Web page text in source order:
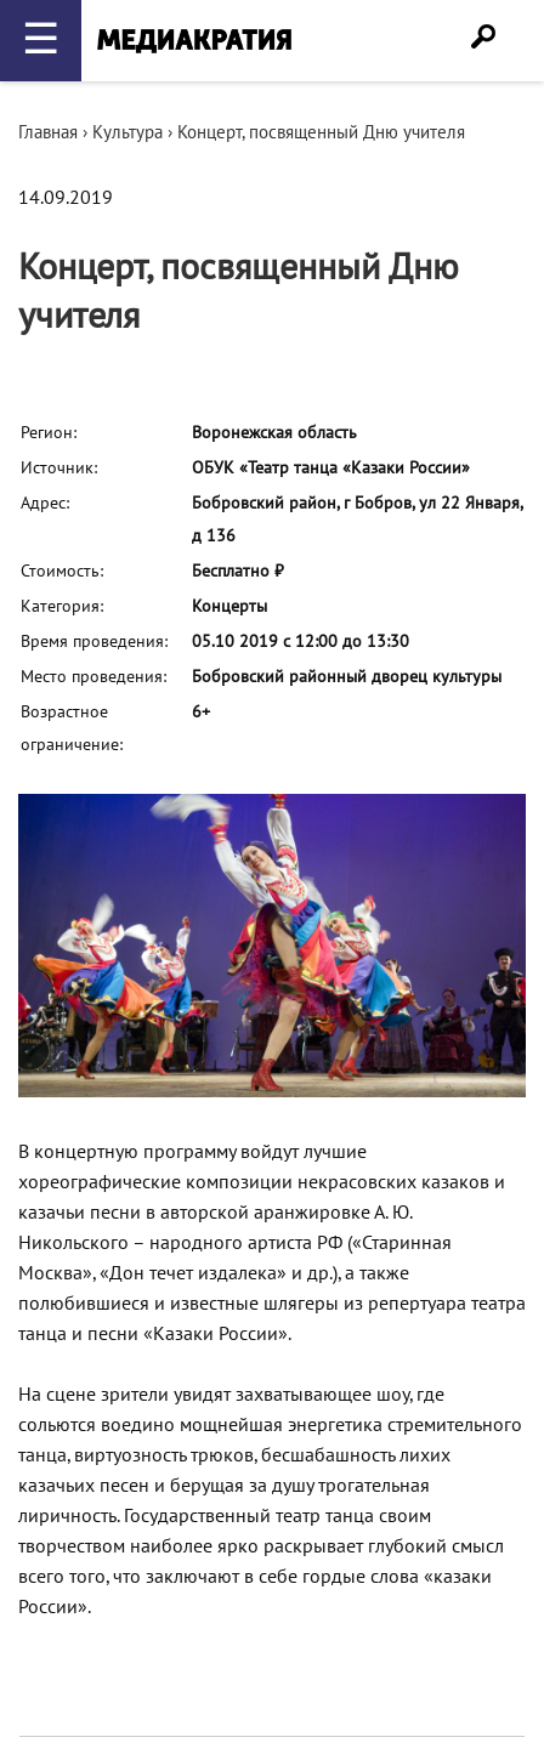
☰
Главная › Культура › Концерт, посвященный Дню учителя
14.09.2019
Концерт, посвященный Дню
учителя
Регион:
Воронежская область
Источник:
ОБУК «Театр танца «Казаки России»
Адрес:
Бобровский район, г Бобров, ул 22 Января,
д 136
Стоимость:
Бесплатно ₽
Категория:
Концерты
Время проведения:
05.10 2019 с 12:00 до 13:30
Место проведения:
Бобровский районный дворец культуры
Возрастное
ограничение:
6+
В концертную программу войдут лучшие
хореографические композиции некрасовских казаков и
казачьи песни в авторской аранжировке А. Ю.
Никольского – народного артиста РФ («Старинная
Москва», «Дон течет издалека» и др.), а также
полюбившиеся и известные шлягеры из репертуара театра
танца и песни «Казаки России».
На сцене зрители увидят захватывающее шоу, где
сольются воедино мощнейшая энергетика стремительного
танца, виртуозность трюков, бесшабашность лихих
казачьих песен и берущая за душу трогательная
лиричность. Государственный театр танца своим
творчеством наиболее ярко раскрывает глубокий смысл
всего того, что заключают в себе гордые слова «казаки
России».